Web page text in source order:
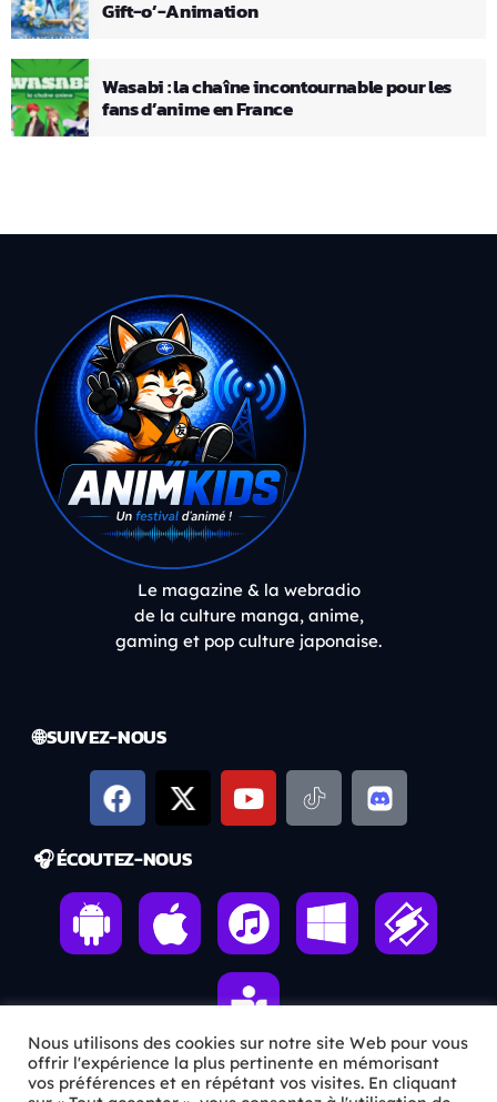
Gift-o’-Animation
Wasabi : la chaîne incontournable pour les
fans d’anime en France
Le magazine & la webradio
de la culture manga, anime,
gaming et pop culture japonaise.
🌐 SUIVEZ-NOUS
🎧 ÉCOUTEZ-NOUS
Nous utilisons des cookies sur notre site Web pour vous
offrir l'expérience la plus pertinente en mémorisant
vos préférences et en répétant vos visites. En cliquant